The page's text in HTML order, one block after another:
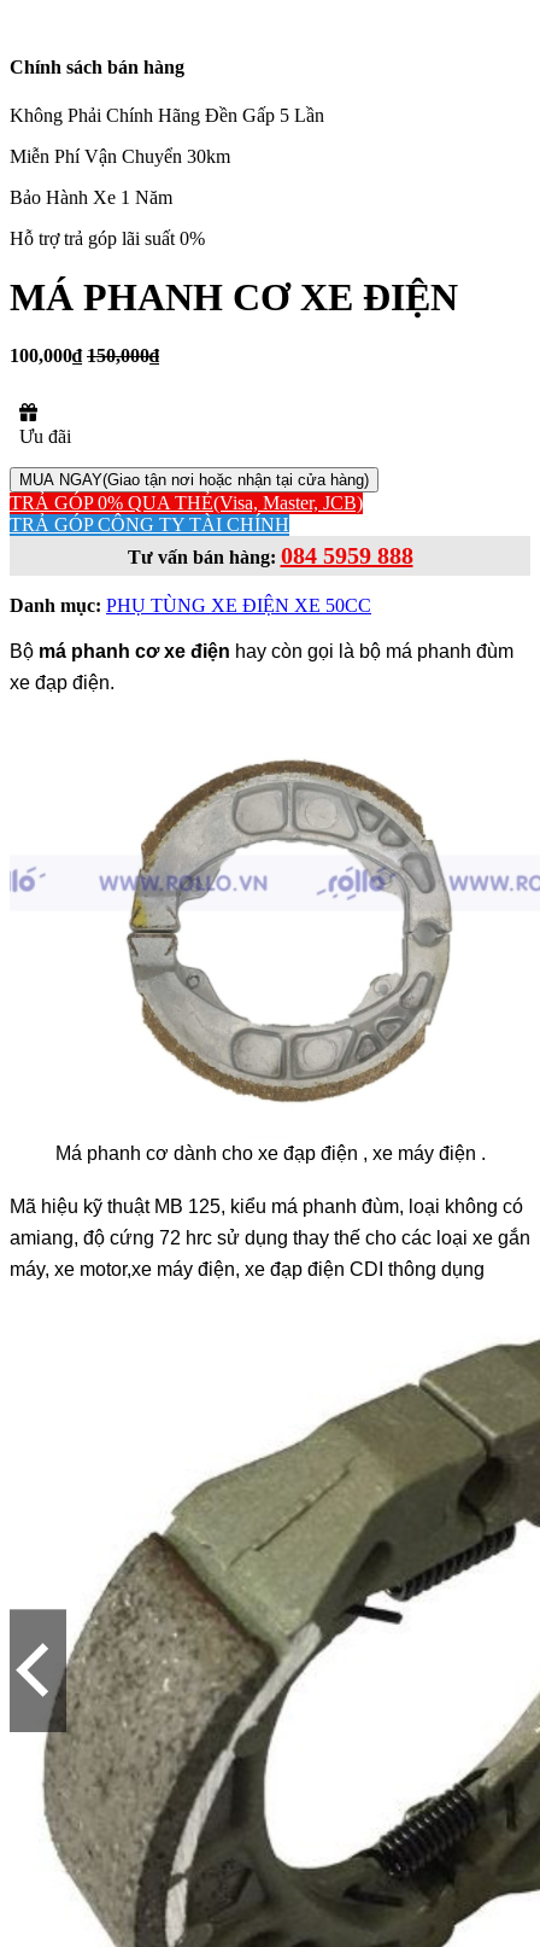
Chính sách bán hàng
Không Phải Chính Hãng Đền Gấp 5 Lần
Miễn Phí Vận Chuyển 30km
Bảo Hành Xe 1 Năm
Hỗ trợ trả góp lãi suất 0%
MÁ PHANH CƠ XE ĐIỆN
100,000₫ 150,000₫
Ưu đãi
MUA NGAY(Giao tận nơi hoặc nhận tại cửa hàng)
TRẢ GÓP 0% QUA THẺ(Visa, Master, JCB)
TRẢ GÓP CÔNG TY TÀI CHÍNH
Tư vấn bán hàng: 084 5959 888
Danh mục: PHỤ TÙNG XE ĐIỆN XE 50CC
Bộ má phanh cơ xe điện hay còn gọi là bộ má phanh đùm
xe đạp điện.
Má phanh cơ dành cho xe đạp điện , xe máy điện .
Mã hiệu kỹ thuật MB 125, kiểu má phanh đùm, loại không có
amiang, độ cứng 72 hrc sử dụng thay thế cho các loại xe gắn
máy, xe motor,xe máy điện, xe đạp điện CDI thông dụng